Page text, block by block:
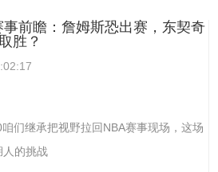
前瞻：詹姆斯恐出赛，东契奇
胜？
们继承把视野拉回NBA赛事现场，这场
人的挑战